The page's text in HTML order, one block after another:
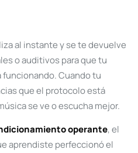
al instante y se te devuelve
o auditivos para que tu
Cuando tu
que el protocolo está
se ve o escucha mejor.
operante, el
aprendiste perfeccionó el